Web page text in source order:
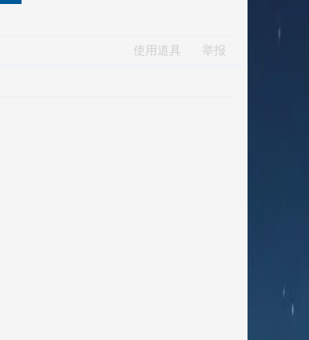
使用道具 举报